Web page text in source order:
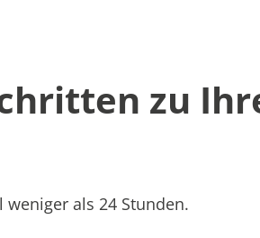
zu
als 24 Stunden.